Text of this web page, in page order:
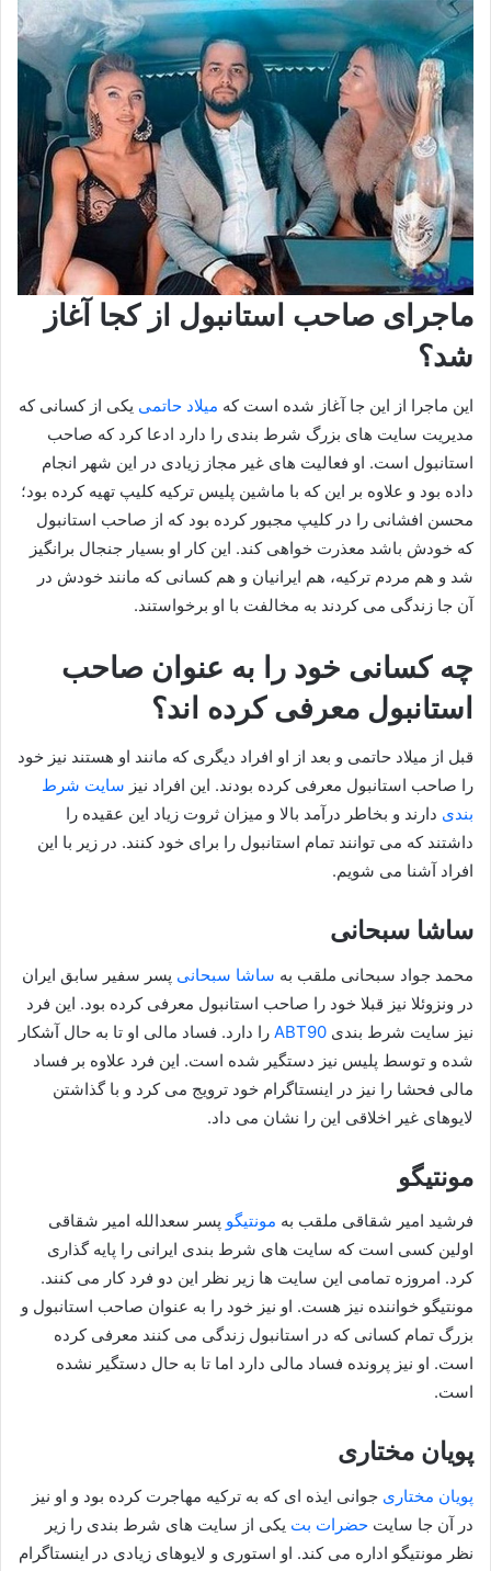
ماجرای صاحب استانبول از کجا آغاز
شد؟
این ماجرا از این جا آغاز شده است که میلاد حاتمی یکی از کسانی که
مدیریت سایت های بزرگ شرط بندی را دارد ادعا کرد که صاحب
استانبول است. او فعالیت های غیر مجاز زیادی در این شهر انجام
داده بود و علاوه بر این که با ماشین پلیس ترکیه کلیپ تهیه کرده بود؛
محسن افشانی را در کلیپ مجبور کرده بود که از صاحب استانبول
که خودش باشد معذرت خواهی کند. این کار او بسیار جنجال برانگیز
شد و هم مردم ترکیه، هم ایرانیان و هم کسانی که مانند خودش در
آن جا زندگی می کردند به مخالفت با او‌ برخواستند.
چه کسانی خود را به عنوان صاحب
استانبول معرفی کرده اند؟
قبل از میلاد حاتمی و بعد از او افراد دیگری که مانند او هستند نیز خود
را صاحب استانبول معرفی کرده بودند. این افراد نیز سایت شرط
بندی دارند و بخاطر درآمد بالا و میزان ثروت زیاد این عقیده را
داشتند که می توانند تمام استانبول را برای خود کنند. در زیر با این
افراد آشنا می شویم.
ساشا سبحانی
محمد جواد سبحانی ملقب به ساشا سبحانی پسر سفیر سابق ایران
در ونزوئلا نیز قبلا خود را صاحب استانبول معرفی کرده بود. این فرد
نیز سایت شرط بندی ABT90 را دارد. فساد مالی او تا به حال آشکار
شده و توسط پلیس نیز دستگیر شده است. این فرد علاوه بر فساد
مالی فحشا را نیز در اینستاگرام خود ترویج می کرد و با گذاشتن
لایوهای غیر اخلاقی این را نشان می داد.
مونتیگو
فرشید امیر شقاقی ملقب به مونتیگو پسر سعدالله امیر شقاقی
اولین کسی است که سایت های شرط بندی ایرانی را پایه گذاری
کرد. امروزه تمامی این سایت ها زیر نظر این دو فرد کار می کنند.
مونتیگو خواننده نیز هست. او نیز خود را به عنوان صاحب استانبول و
بزرگ تمام کسانی که در استانبول زندگی می کنند معرفی کرده
است. او نیز پرونده فساد مالی دارد اما تا به حال دستگیر نشده
است.
پویان مختاری
پویان مختاری جوانی ایذه ای که به ترکیه مهاجرت کرده بود و او نیز
در آن جا سایت حضرات بت یکی از سایت های شرط بندی را زیر
نظر مونتیگو اداره می کند. او استوری و لایوهای زیادی در اینستاگرام